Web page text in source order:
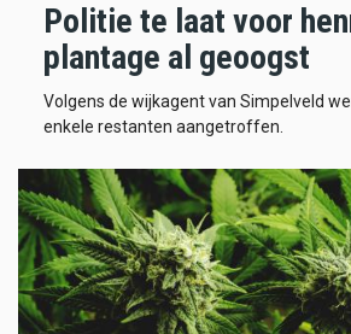
Politie te laat voor
plantage al geoogst
Volgens de wijkagent van Simpelveld
enkele restanten aangetroffen.